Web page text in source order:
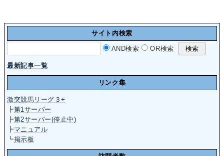
サイト内検索
AND検索 OR検索
最新記事一覧
リンク集
激突競馬リーグ３+
┣第1サーバー
┣第2サーバー(停止中)
┣マニュアル
┗掲示板